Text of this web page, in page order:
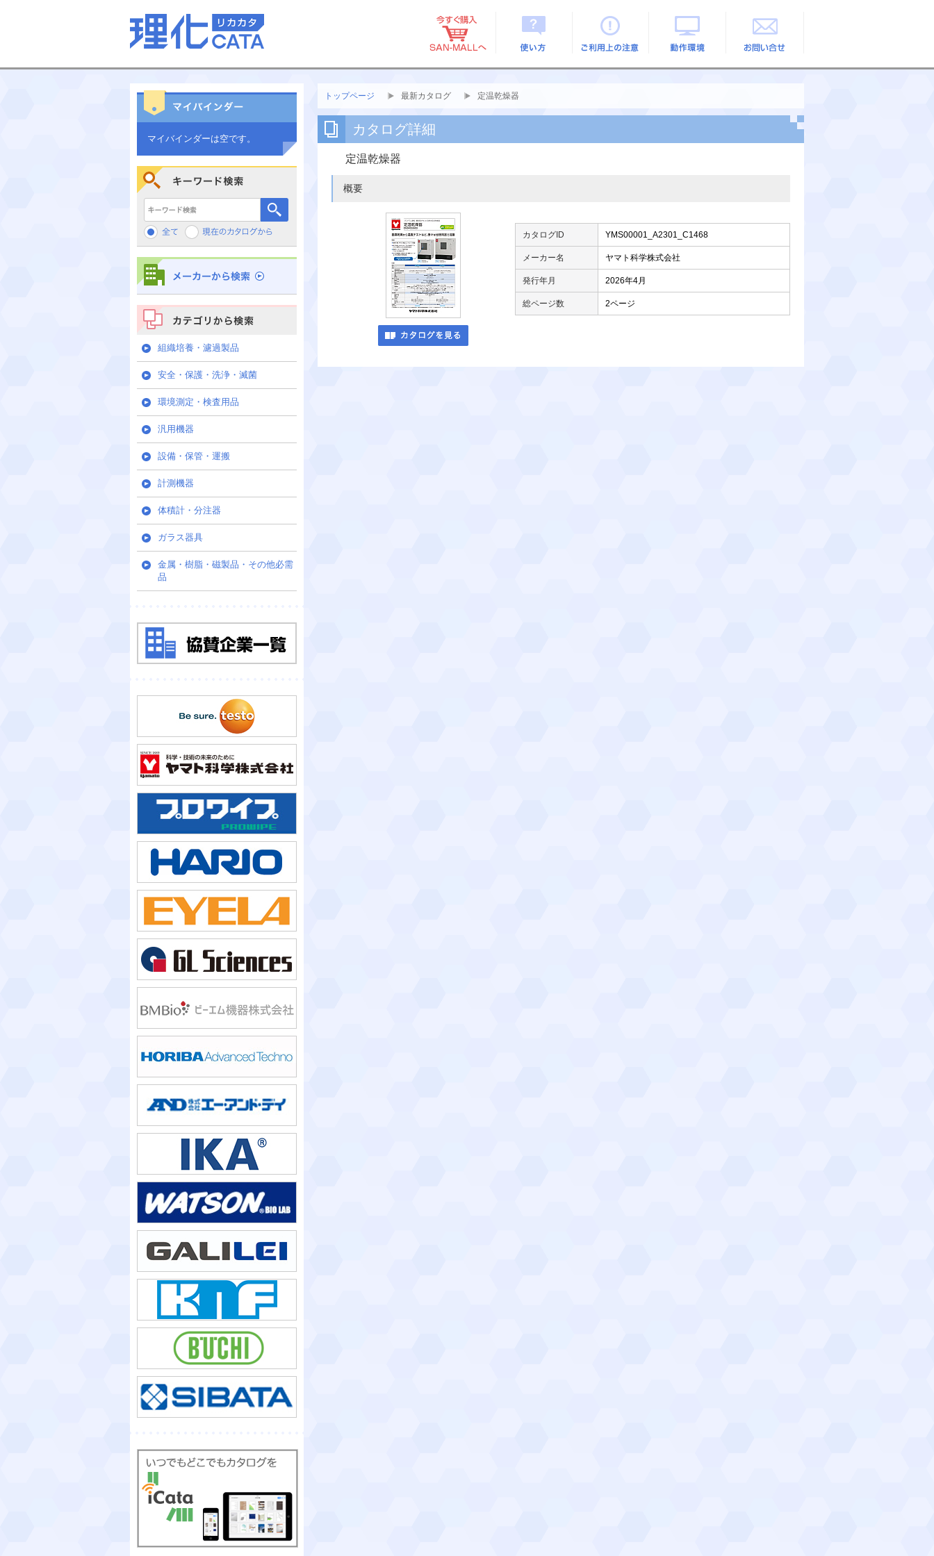
トップページ 最新カタログ 定温乾燥器
カタログ詳細
定温乾燥器
概要
カタログID YMS00001_A2301_C1468
メーカー名 ヤマト科学株式会社
発行年月 2026年4月
総ページ数 2ページ
マイバインダーは空です。
キーワード検索
カテゴリから検索
組織培養・濾過製品
安全・保護・洗浄・滅菌
環境測定・検査用品
汎用機器
設備・保管・運搬
計測機器
体積計・分注器
ガラス器具
金属・樹脂・磁製品・その他必需
品